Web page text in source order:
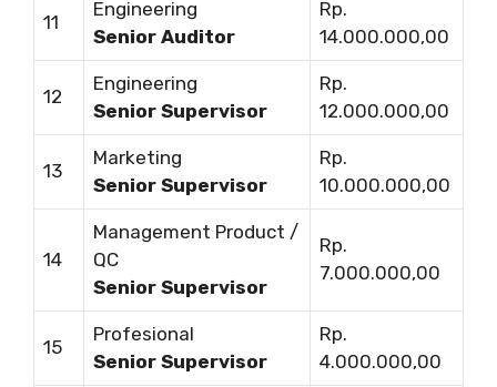
11
Engineering
Senior Auditor
Rp.
14.000.000,00
12
Engineering
Senior Supervisor
Rp.
12.000.000,00
13
Marketing
Senior Supervisor
Rp.
10.000.000,00
14
Management Product /
QC
Senior Supervisor
Rp.
7.000.000,00
15
Profesional
Senior Supervisor
Rp.
4.000.000,00